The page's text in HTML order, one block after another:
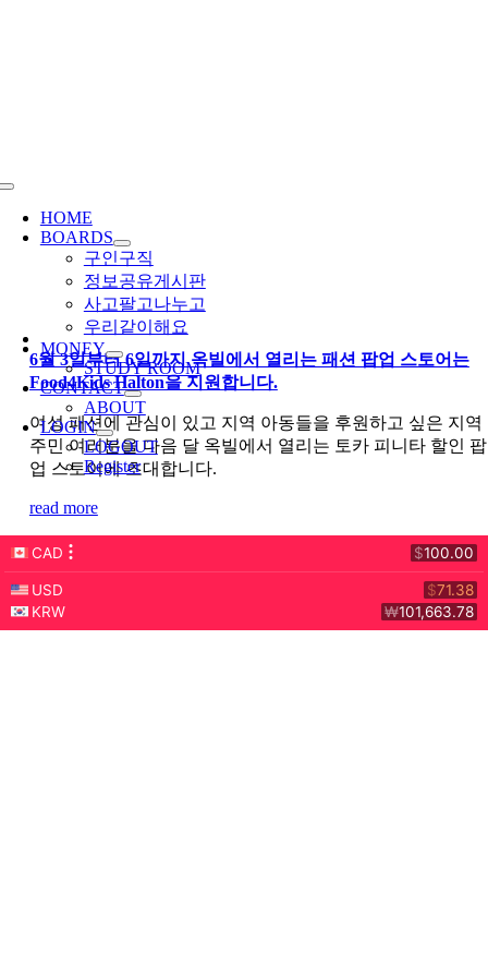
Toggle
Navigation
HOME
BOARDS
구인구직
정보공유게시판
사고팔고나누고
우리같이해요
MONEY
STUDY ROOM
CONTACT
ABOUT
LOGIN
LOGOUT
Register
6월 3일부터 6일까지 옥빌에서 열리는 패션 팝업 스토어는
Food4Kids Halton을 지원합니다.
여성 패션에 관심이 있고 지역 아동들을 후원하고 싶은 지역
주민 여러분을 다음 달 옥빌에서 열리는 토카 피니타 할인 팝
업 스토어에 초대합니다.
read more